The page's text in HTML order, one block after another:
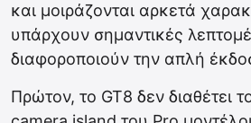
και μοιράζονται αρκετά
υπάρχουν σημαντικές
διαφοροποιούν την απλή
Πρώτον, το GT8 δεν διαθέτει